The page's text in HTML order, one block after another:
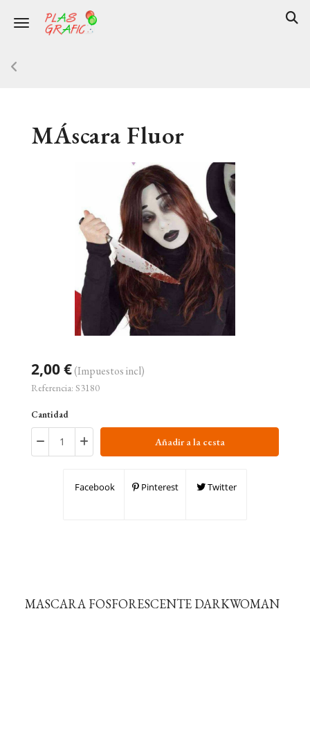
Toggle navigation
MÁscara Fluor
2,00 €(Impuestos incl)
Referencia: S3180
Cantidad
Añadir a la cesta
Facebook Pinterest Twitter
MASCARA FOSFORESCENTE DARKWOMAN